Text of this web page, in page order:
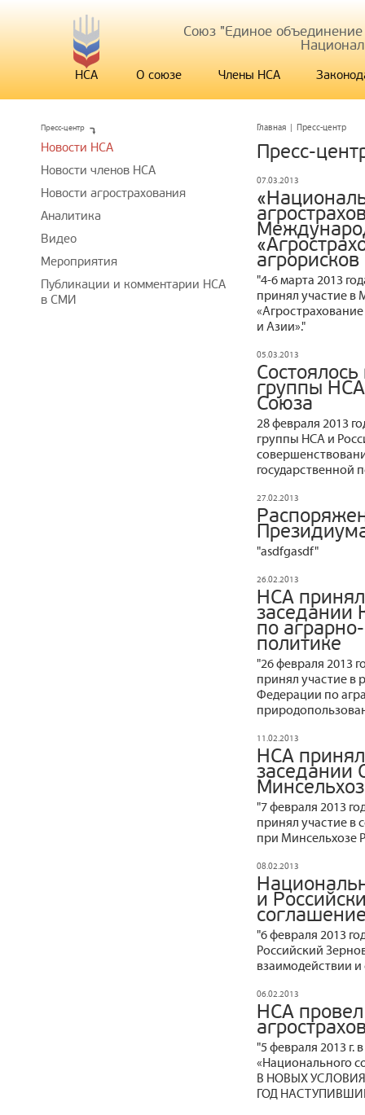
Союз "Единое
НСА О союзе Члены НСА
Главная | Пресс-центр
Пресс-
07.03.2013
"4-6 марта 2013
принял участие
и Азии»."
05.03.2013
группы
Союза
28 февраля 2013
группы НСА и
государственной
27.02.2013
"asdfgasdf"
26.02.2013
НСА
заседании
по
политике
"26 февраля 2013
принял участие в
Федерации по
11.02.2013
НСА
заседании
"7 февраля 2013
принял участие в
при Минсельхозе
08.02.2013
и
"6 февраля 2013
Российский
взаимодействии и
06.02.2013
НСА
"5 февраля 2013 г.
«Национального
В НОВЫХ
ГОД
Пресс-центр
Новости НСА
Новости членов НСА
Новости агрострахования
Аналитика
Видео
Мероприятия
Публикации и комментарии НСА
в СМИ